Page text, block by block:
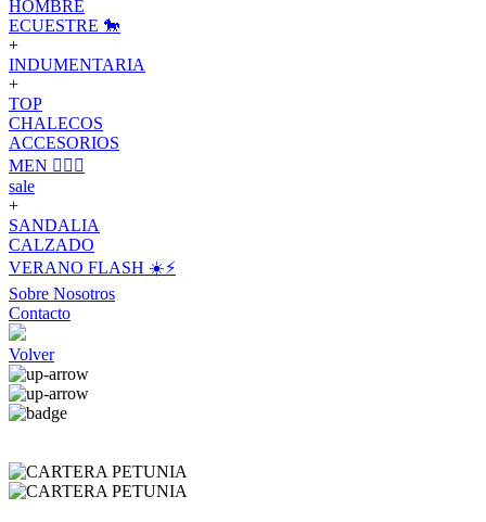
HOMBRE
ECUESTRE 🐎
+
INDUMENTARIA
+
TOP
CHALECOS
ACCESORIOS
MEN 🙋🏽‍♂️
sale
+
SANDALIA
CALZADO
VERANO FLASH ☀️⚡️
Sobre Nosotros
Contacto
Volver